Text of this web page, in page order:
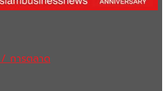
การตลาด